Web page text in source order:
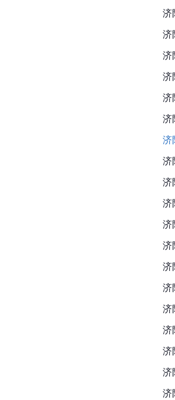
济
济
济
济
济
济
济
济
济
济
济
济
济
济
济
济
济
济
济